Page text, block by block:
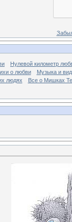
Нулевой километр
о любви
Музыка и
людях Все о Мишках